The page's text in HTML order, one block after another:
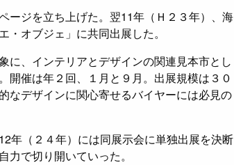
ージを立ち上げた。翌11年（Ｈ２３年）、海
オブジェ」に共同出展した。
に、インテリアとデザインの関連見本市とし
開催は年２回、１月と９月。出展規模は３０
なデザインに関心寄せるバイヤーには必見の
年（２４年）には同展示会に単独出展を決断
力で切り開いていった。